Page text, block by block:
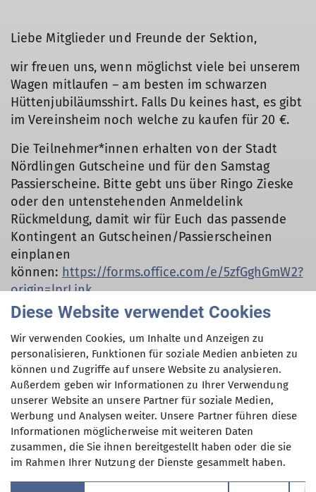
Liebe Mitglieder und Freunde der Sektion,
wir freuen uns, wenn möglichst viele bei unserem
Wagen mitlaufen – am besten im schwarzen
Hüttenjubiläumsshirt. Falls Du keines hast, es gibt
im Vereinsheim noch welche zu kaufen für 20 €.
Die Teilnehmer*innen erhalten von der Stadt
Nördlingen Gutscheine und für den Samstag
Passierscheine. Bitte gebt uns über Ringo Zieske
oder den untenstehenden Anmeldelink
Rückmeldung, damit wir für Euch das passende
Kontingent an Gutscheinen/Passierscheinen
einplanen
können: https://forms.office.com/e/5zfGghGmW2?
origin=lprLink
Treffpunkt: Samstag, 13.09.2025 / 13:15 Uhr vor
dem Berger Tor.
Je mehr mitlaufen desto mehr Spaß macht es
natürlich!
Diese Website verwendet Cookies
Wir verwenden Cookies, um Inhalte und Anzeigen zu
personalisieren, Funktionen für soziale Medien anbieten zu
können und Zugriffe auf unsere Website zu analysieren.
Außerdem geben wir Informationen zu Ihrer Verwendung
unserer Website an unsere Partner für soziale Medien,
Werbung und Analysen weiter. Unsere Partner führen diese
Informationen möglicherweise mit weiteren Daten
zusammen, die Sie ihnen bereitgestellt haben oder die sie
im Rahmen Ihrer Nutzung der Dienste gesammelt haben.